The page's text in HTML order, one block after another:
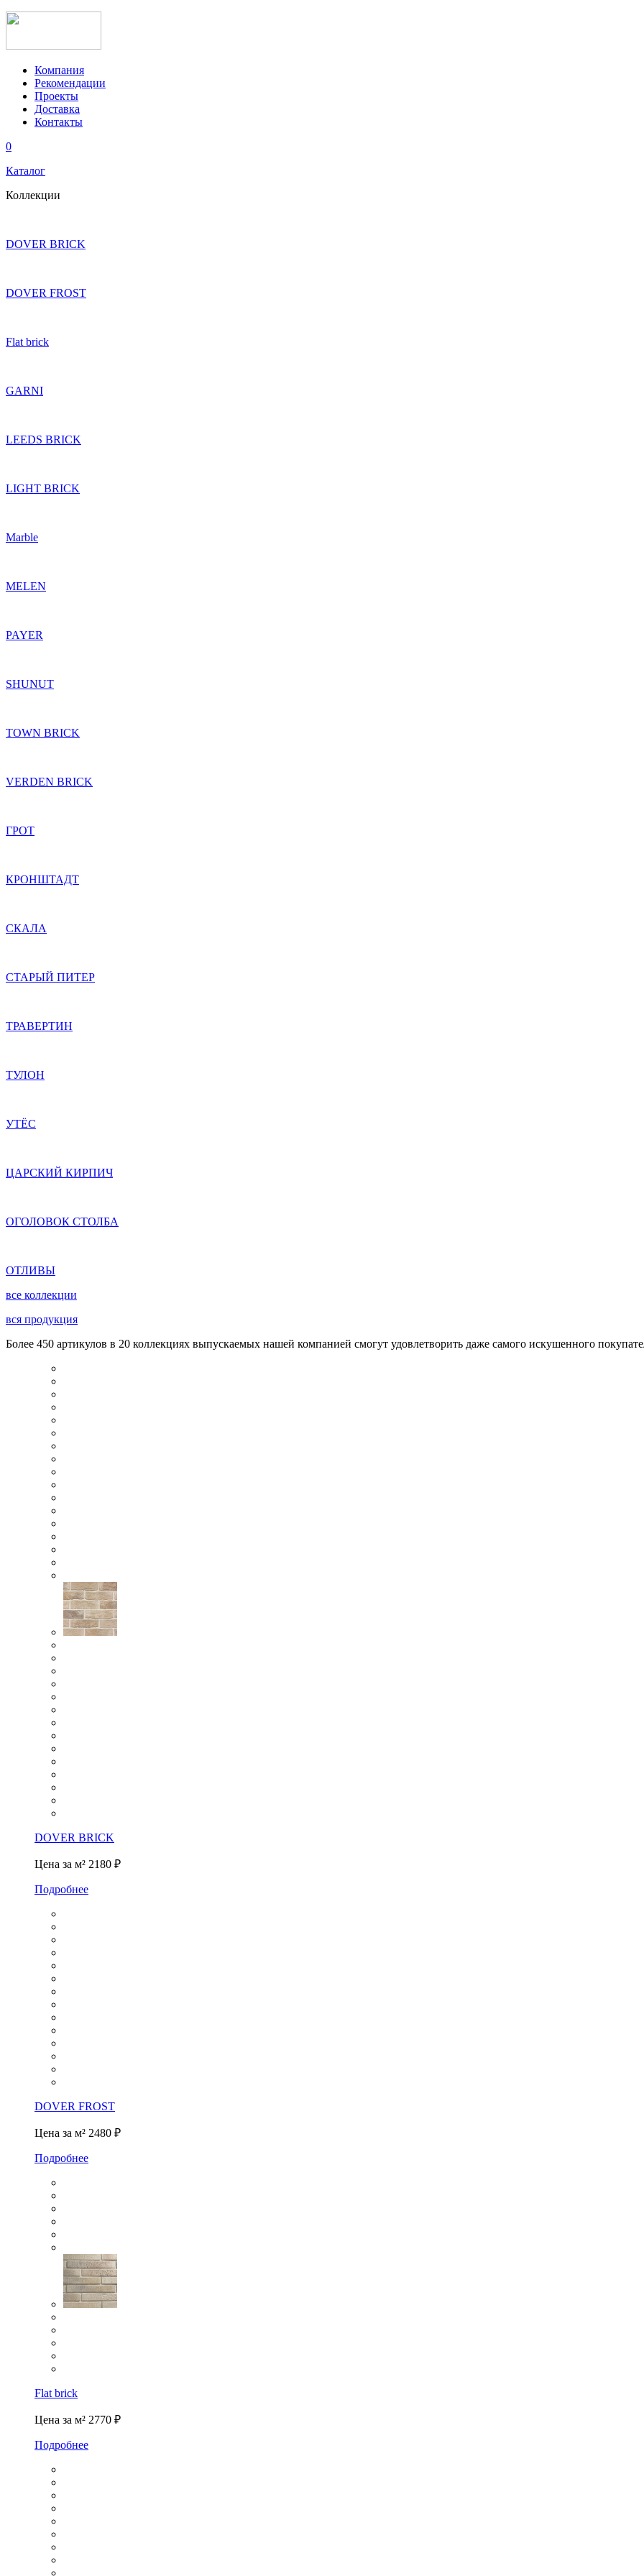
Компания
Рекомендации
Проекты
Доставка
Контакты
0
Каталог
Коллекции
DOVER BRICK
DOVER FROST
Flat brick
GARNI
LEEDS BRICK
LIGHT BRICK
Marble
MELEN
PAYER
SHUNUT
TOWN BRICK
VERDEN BRICK
ГРОТ
КРОНШТАДТ
СКАЛА
СТАРЫЙ ПИТЕР
ТРАВЕРТИН
ТУЛОН
УТЁС
ЦАРСКИЙ КИРПИЧ
ОГОЛОВОК СТОЛБА
ОТЛИВЫ
все коллекции
вся продукция
Более 450 артикулов в 20 коллекциях выпускаемых нашей компанией смогут удовлетворить даже самого искушенного
DOVER BRICK
Цена за м² 2180 ₽
Подробнее
DOVER FROST
Цена за м² 2480 ₽
Подробнее
Flat brick
Цена за м² 2770 ₽
Подробнее